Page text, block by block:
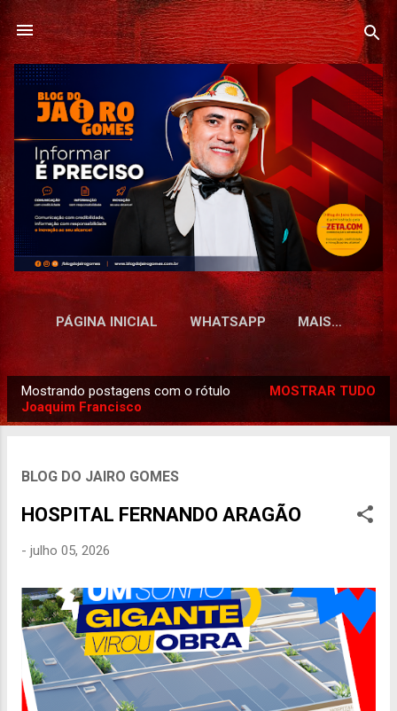
Pular para o conteúdo principal
PÁGINA INICIAL WHATSAPP MAIS…
o
Mostrando postagens com o rótulo
Joaquim Francisco
MOSTRAR TUDO
BLOG DO JAIRO GOMES
HOSPITAL FERNANDO ARAGÃO
- julho 05, 2026